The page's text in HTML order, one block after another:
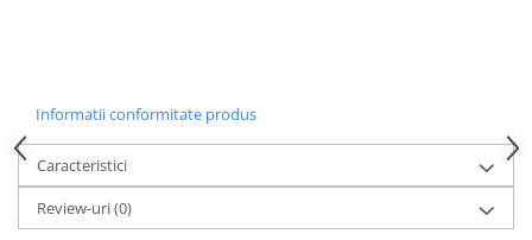
Informatii conformitate produs
Caracteristici
Review-uri(0)